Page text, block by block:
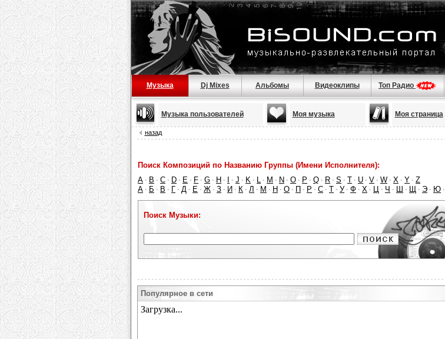
Музыка Dj Mixes Альбомы Видеоклипы Топ Радио
Музыка пользователей Моя музыка Моя страница
назад
Поиск Композиций по Названию Группы (Имени Исполнителя):
A · B · C · D · E · F · G · H · · J · K · L · M · N · O · P · Q · R · S · T · U · V · W · X · Y · Z
А · Б · В · Г · Д · Е · Ж · З · И · К · Л · М · Н · О · П · Р · С · Т · У · Ф · Х · Ц · Ч · Ш · Щ · Э · Ю ·
Поиск Музыки:
Популярное в сети